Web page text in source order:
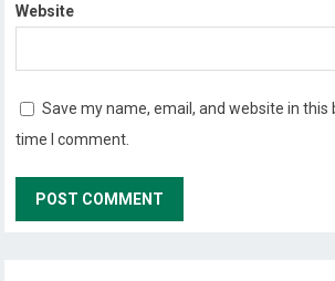
Website
Save my name, email, and website in
time I comment.